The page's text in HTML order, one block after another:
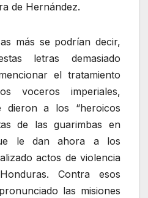
de Hernández.
más se podrían decir,
letras demasiado
el tratamiento
voceros imperiales,
dieron a los “heroicos
de las guarimbas en
le dan ahora a los
actos de violencia
Contra esos
las misiones